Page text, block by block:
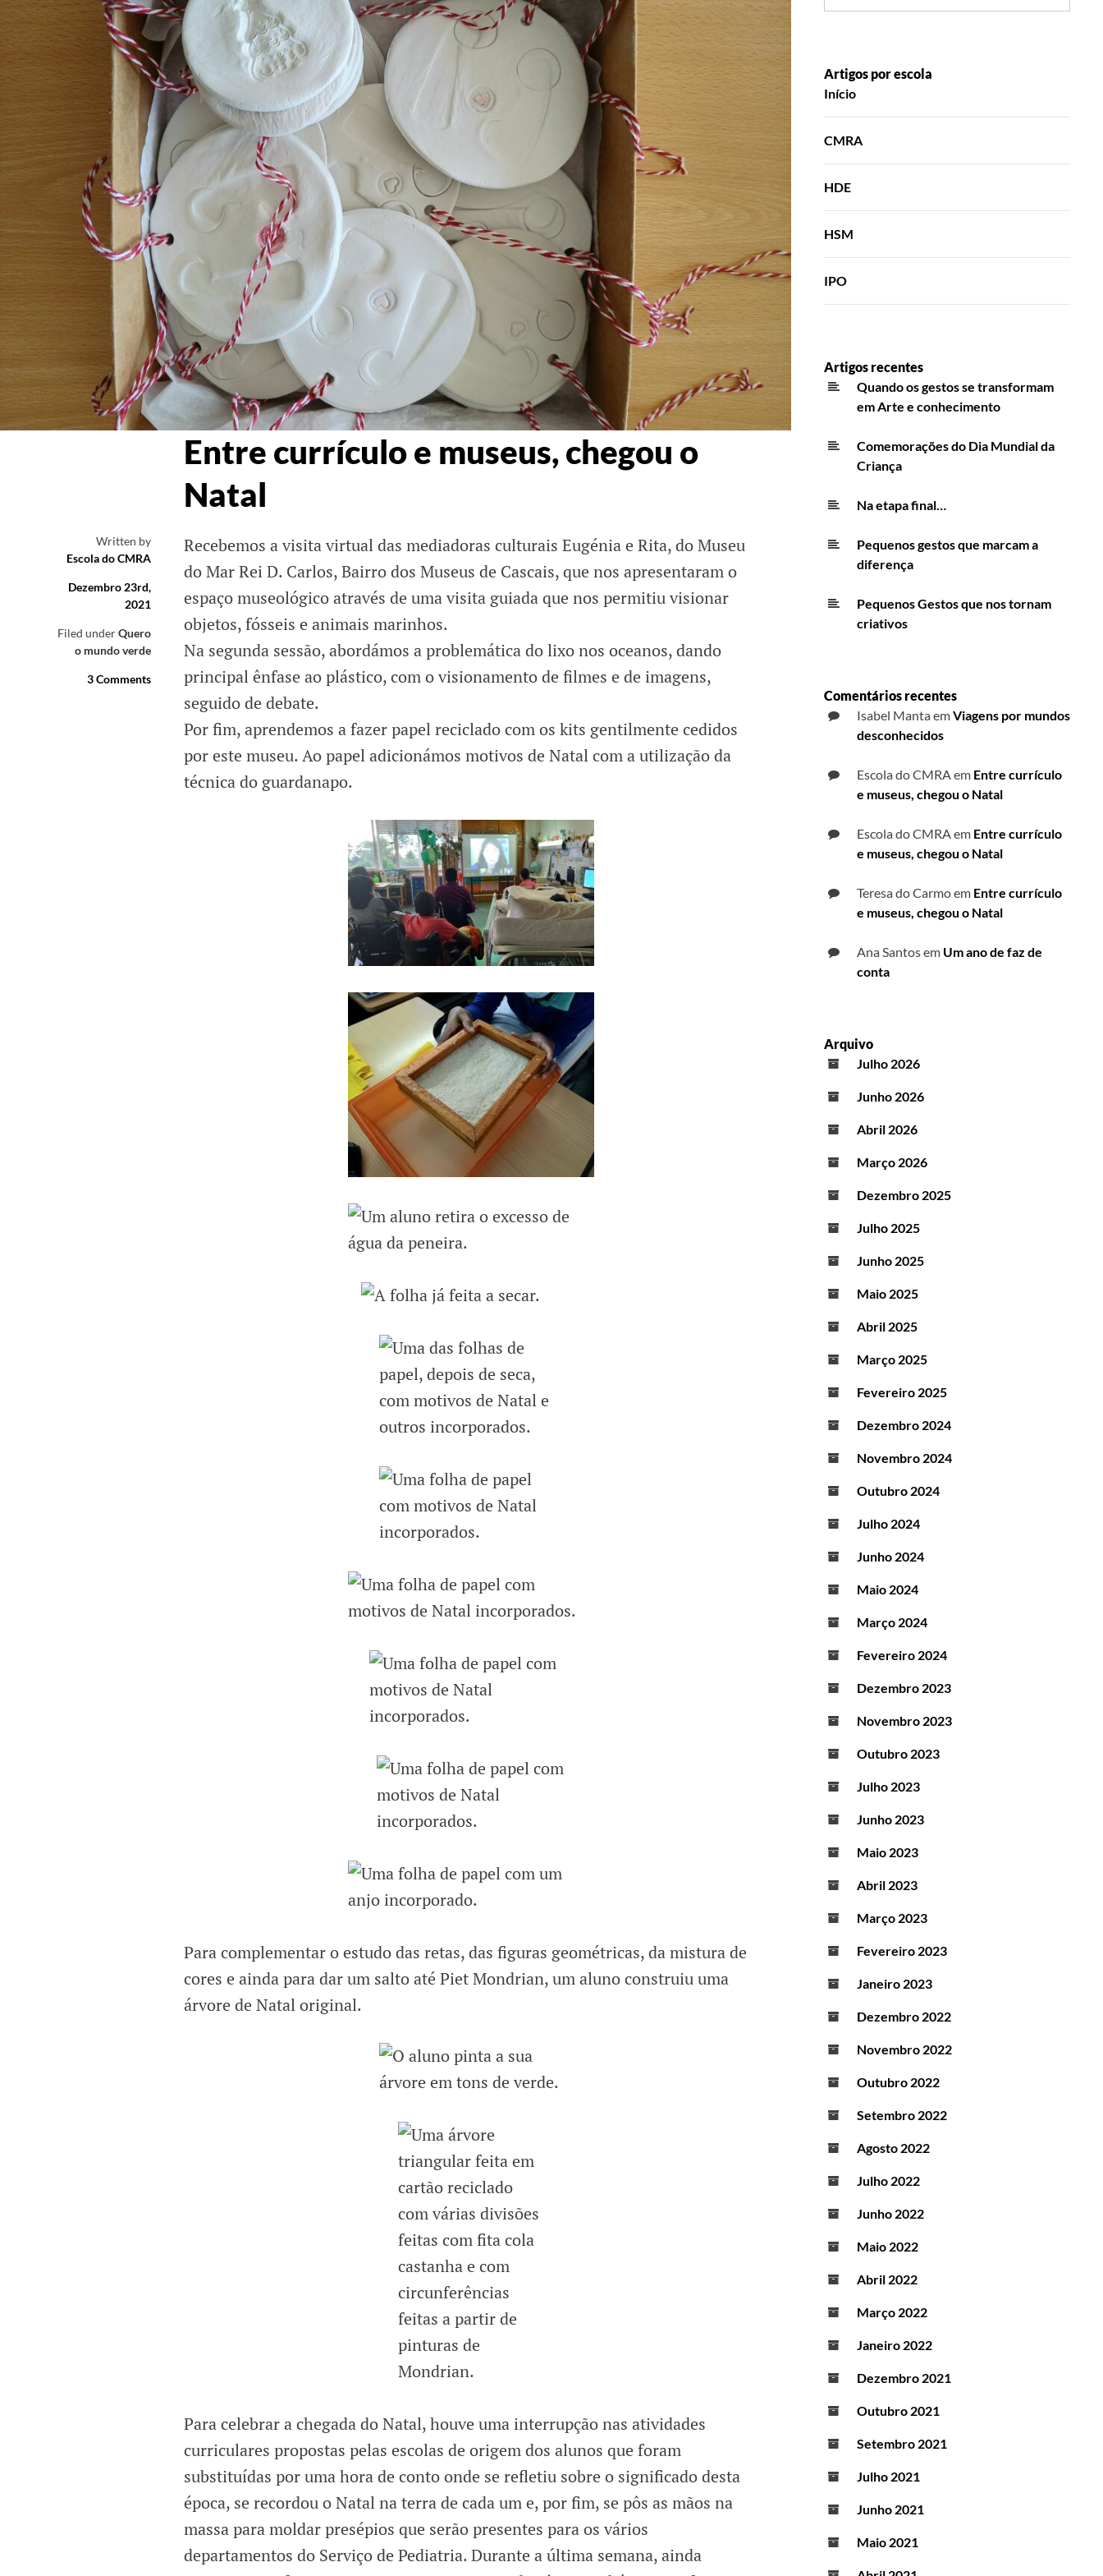
Entre currículo e museus, chegou o
Natal
Written by
Escola do CMRA
Dezembro 23rd,
2021
Filed underQuero
o mundo verde
3 Comments
Recebemos a visita virtual das mediadoras culturais Eugénia e Rita, do Museu
do Mar Rei D. Carlos, Bairro dos Museus de Cascais, que nos apresentaram o
espaço museológico através de uma visita guiada que nos permitiu visionar
objetos, fósseis e animais marinhos.
Na segunda sessão, abordámos a problemática do lixo nos oceanos, dando
principal ênfase ao plástico, com o visionamento de filmes e de imagens,
seguido de debate.
Por fim, aprendemos a fazer papel reciclado com os kits gentilmente cedidos
por este museu. Ao papel adicionámos motivos de Natal com a utilização da
técnica do guardanapo.
Para complementar o estudo das retas, das figuras geométricas, da mistura de
cores e ainda para dar um salto até Piet Mondrian, um aluno construiu uma
árvore de Natal original.
Para celebrar a chegada do Natal, houve uma interrupção nas atividades
curriculares propostas pelas escolas de origem dos alunos que foram
substituídas por uma hora de conto onde se refletiu sobre o significado desta
época, se recordou o Natal na terra de cada um e, por fim, se pôs as mãos na
massa para moldar presépios que serão presentes para os vários
departamentos do Serviço de Pediatria. Durante a última semana, ainda
Artigos por escola
Início
CMRA
HDE
HSM
IPO
Artigos recentes
Quando os gestos se transformam
em Arte e conhecimento
Comemorações do Dia Mundial da
Criança
Na etapa final…
Pequenos gestos que marcam a
diferença
Pequenos Gestos que nos tornam
criativos
Comentários recentes
Isabel MantaemViagens por mundos
desconhecidos
Escola do CMRAem Entre currículo
e museus, chegou o Natal
Escola do CMRAem Entre currículo
e museus, chegou o Natal
Teresa do Carmoem Entre currículo
e museus, chegou o Natal
Ana Santosem Um ano de faz de
conta
Arquivo
Julho 2026
Junho 2026
Abril 2026
Março 2026
Dezembro 2025
Julho 2025
Junho 2025
Maio 2025
Abril 2025
Março 2025
Fevereiro 2025
Dezembro 2024
Novembro 2024
Outubro 2024
Julho 2024
Junho 2024
Maio 2024
Março 2024
Fevereiro 2024
Dezembro 2023
Novembro 2023
Outubro 2023
Julho 2023
Junho 2023
Maio 2023
Abril 2023
Março 2023
Fevereiro 2023
Janeiro 2023
Dezembro 2022
Novembro 2022
Outubro 2022
Setembro 2022
Agosto 2022
Julho 2022
Junho 2022
Maio 2022
Abril 2022
Março 2022
Janeiro 2022
Dezembro 2021
Outubro 2021
Setembro 2021
Julho 2021
Junho 2021
Maio 2021